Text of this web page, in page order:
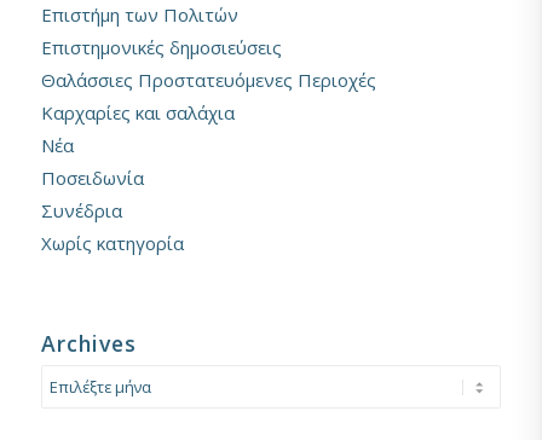
Επιστήμη των Πολιτών
Επιστημονικές δημοσιεύσεις
Θαλάσσιες Προστατευόμενες Περιοχές
Καρχαρίες και σαλάχια
Νέα
Ποσειδωνία
Συνέδρια
Χωρίς κατηγορία
Archives